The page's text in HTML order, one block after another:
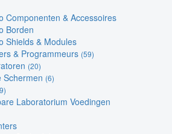
Componenten & Accessoires
Borden
Shields & Modules
& Programmeurs (59)
(20)
Schermen (6)
Laboratorium Voedingen